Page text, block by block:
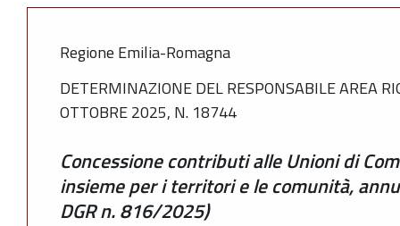
Regione Emilia-Romagna
DETERMINAZIONE DEL RESPONSABILE AREA
OTTOBRE 2025, N. 18744
Concessione contributi alle Unioni di
insieme per i territori e le comunità,
DGR n. 816/2025)